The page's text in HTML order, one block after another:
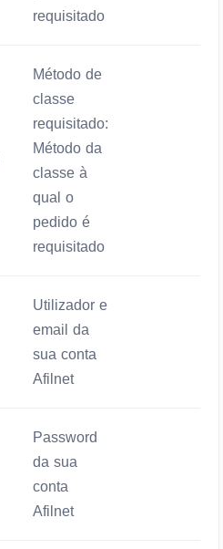
requisitado
Método de
classe
requisitado:
Método da
classe à
qual o
pedido é
requisitado
Utilizador e
email da
sua conta
Afilnet
Password
da sua
conta
Afilnet